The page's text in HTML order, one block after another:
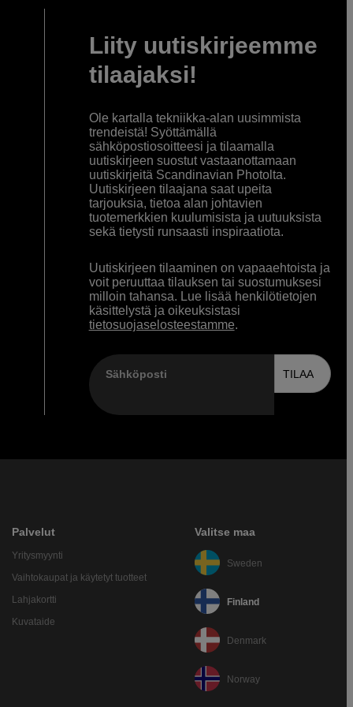
Liity uutiskirjeemme
tilaajaksi!
Ole kartalla tekniikka-alan uusimmista
trendeistä! Syöttämällä
sähköpostiosoitteesi ja tilaamalla
uutiskirjeen suostut vastaanottamaan
uutiskirjeitä Scandinavian Photolta.
Uutiskirjeen tilaajana saat upeita
tarjouksia, tietoa alan johtavien
tuotemerkkien kuulumisista ja uutuuksista
sekä tietysti runsaasti inspiraatiota.
Uutiskirjeen tilaaminen on vapaaehtoista ja
voit peruuttaa tilauksen tai suostumuksesi
milloin tahansa. Lue lisää henkilötietojen
käsittelystä ja oikeuksistasi
tietosuojaselosteestamme.
Sähköposti TILAA
Palvelut
Yritysmyynti
Vaihtokaupat ja käytetyt tuotteet
Lahjakortti
Kuvataide
Valitse maa
Sweden
Finland
Denmark
Norway